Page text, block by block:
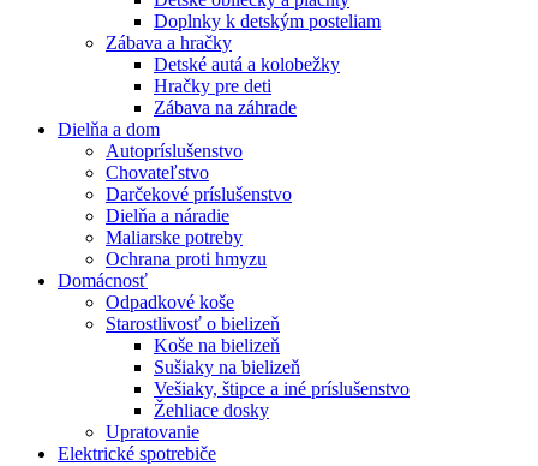
Doplnky k detským posteliam
Zábava a hračky
Detské autá a kolobežky
Hračky pre deti
Zábava na záhrade
Dielňa a dom
Autopríslušenstvo
Chovateľstvo
Darčekové príslušenstvo
Dielňa a náradie
Maliarske potreby
Ochrana proti hmyzu
Domácnosť
Odpadkové koše
Starostlivosť o bielizeň
Koše na bielizeň
Sušiaky na bielizeň
Vešiaky, štipce a iné príslušenstvo
Žehliace dosky
Upratovanie
Elektrické spotrebiče